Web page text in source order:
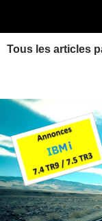
Tous les articles